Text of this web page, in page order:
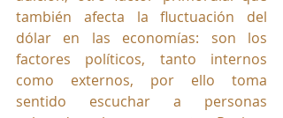
también afecta la fluctuación del
dólar en las economías: son los
factores políticos, tanto internos
como externos, por ello toma
sentido escuchar a personas